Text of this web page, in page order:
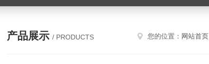
产品展示 / PRODUCTS 您的位置： 网站首页